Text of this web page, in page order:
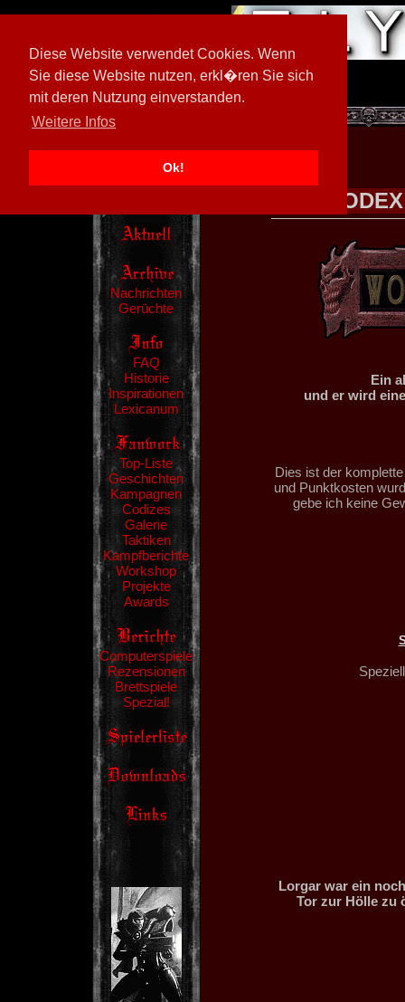
Diese Website verwendet Cookies. Wenn
Sie diese Website nutzen, erkl�ren Sie sich
mit deren Nutzung einverstanden.
Weitere Infos
Ok!
[ 600026/M3]
Nachrichten
Gerüchte
FAQ
Historie
Inspirationen
Lexicanum
Top-Liste
Geschichten
Kampagnen
Codizes
Galerie
Taktiken
Kampfberichte
Workshop
Projekte
Awards
Computerspiele
Rezensionen
Brettspiele
Spezial!
Ein
und er wird
Dies ist der
und Punktkosten
gebe ich keine
Lorgar war ein
Tor zur Hölle zu